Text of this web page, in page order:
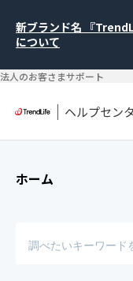
新ブランド名 『
について
法人のお客さまサポート
ヘルプセン
ホーム